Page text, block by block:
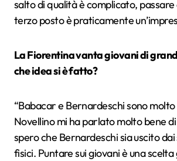
salto di qualità è complicato,
terzo posto è praticamente
La Fiorentina vanta giovani di
che idea si è fatto?
“Babacar e Bernardeschi sono
Novellino mi ha parlato molto bene
spero che Bernardeschi sia uscito
fisici. Puntare sui giovani è una scelta